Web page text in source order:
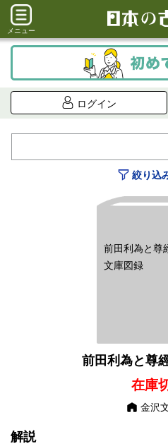
メニュー
ログイン
絞り込
前田利為と尊
文庫図録
前田利為と尊
在庫
金沢
解説